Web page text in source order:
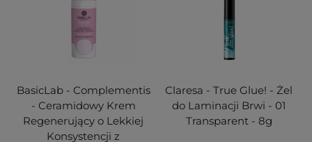
BasicLab - Complementis
- Ceramidowy Krem
Regenerujący o Lekkiej
Konsystencji z
Claresa - True Glue! - Żel
do Laminacji Brwi - 01
Transparent - 8g